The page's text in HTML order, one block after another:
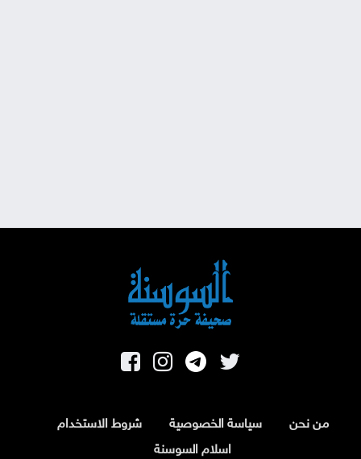
من نحن سياسة الخصوصية
شروط الاستخدام
اسلام السوسنة